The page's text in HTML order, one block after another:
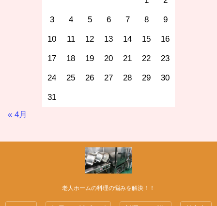
3 4 5 6 7 8 9
10 11 12 13 14 15 16
17 18 19 20 21 22 23
24 25 26 27 28 29 30
31
« 4月
老人ホームの料理の悩みを解決！！